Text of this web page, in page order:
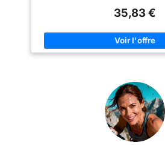
surface du cadre Style : la finition
des motifs botaniques délicats pour
Polyvalence : parfait pour afficher des
d'art ou des certificats en orientation
35,83 €